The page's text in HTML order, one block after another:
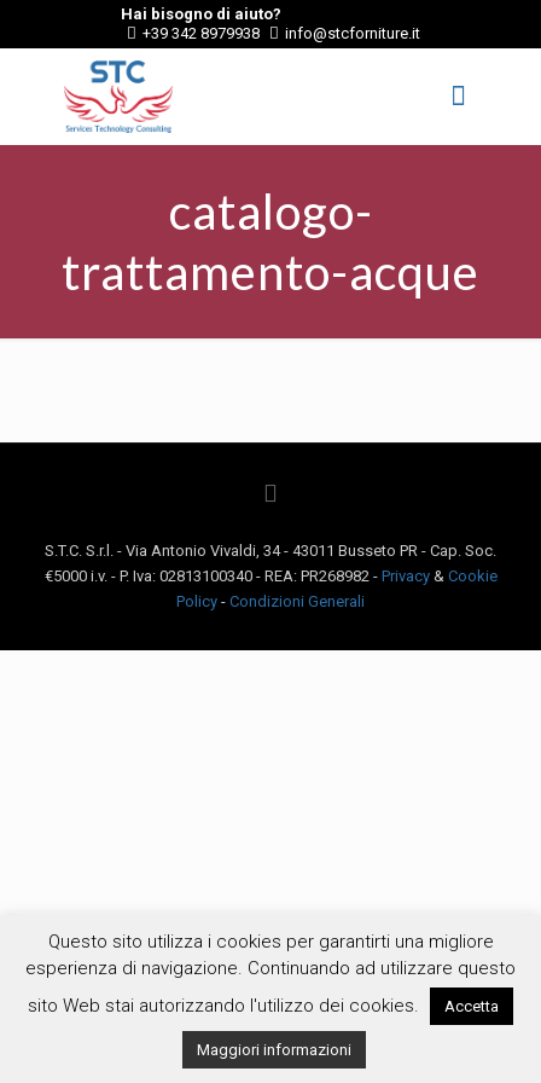
Hai bisogno di aiuto?
+39 342 8979938
info@stcforniture.it
catalogo-
trattamento-acque
S.T.C. S.r.l. - Via Antonio Vivaldi, 34 - 43011 Busseto PR - Cap. Soc.
€5000 i.v. - P. Iva: 02813100340 - REA: PR268982 - Privacy& Cookie
Policy - Condizioni Generali
Questo sito utilizza i cookies per garantirti una migliore
esperienza di navigazione. Continuando ad utilizzare questo
sito Web stai autorizzando l'utilizzo dei cookies.
Accetta
Maggiori informazioni